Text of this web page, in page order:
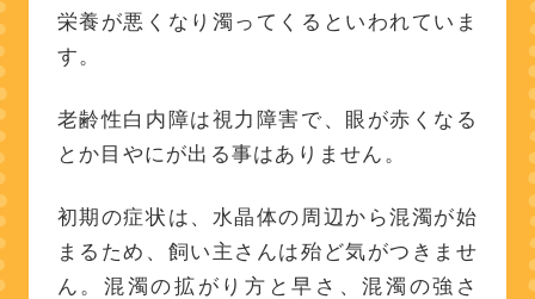
栄養が悪くなり濁ってくるといわれていま
す。
老齢性白内障は視力障害で、眼が赤くなる
とか目やにが出る事はありません。
初期の症状は、水晶体の周辺から混濁が始
まるため、飼い主さんは殆ど気がつきませ
ん。混濁の拡がり方と早さ、混濁の強さ